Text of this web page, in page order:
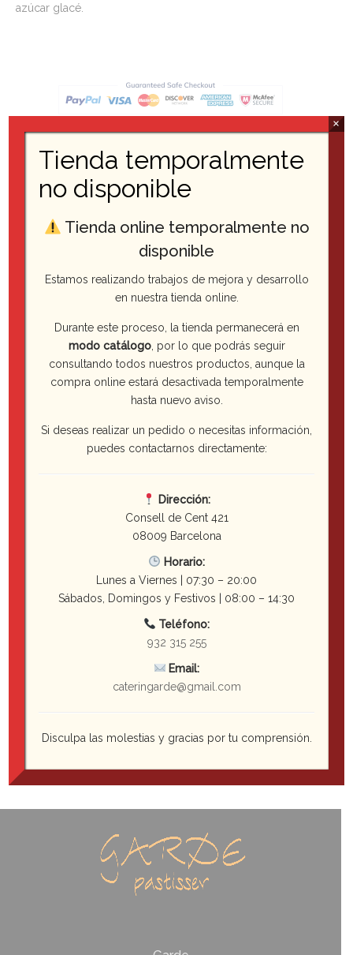
azúcar glacé.
Productos relacionados
Tienda temporalmente
no disponible
Tienda online temporalmente no
disponible
Estamos realizando trabajos de mejora y desarrollo
en nuestra tienda online.
Durante este proceso, la tienda permanecerá en
modo catálogo, por lo que podrás seguir
consultando todos nuestros productos, aunque la
compra online estará desactivada temporalmente
hasta nuevo aviso.
Si deseas realizar un pedido o necesitas información,
puedes contactarnos directamente:
Dirección:
Consell de Cent 421
08009 Barcelona
Horario:
Lunes a Viernes | 07:30 – 20:00
Sábados, Domingos y Festivos | 08:00 – 14:30
Teléfono:
932 315 255
Email:
cateringarde@gmail.com
Disculpa las molestias y gracias por tu comprensión.
×